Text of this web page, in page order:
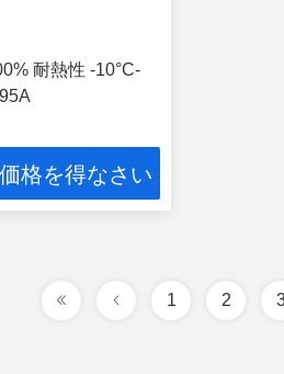
耐熱性 -10°C-
格を得なさい
1 2